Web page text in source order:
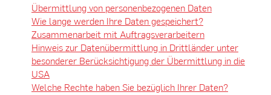
Übermittlung von personenbezogenen Daten
Wie lange werden Ihre Daten gespeichert?
Zusammenarbeit mit Auftragsverarbeitern
Hinweis zur Datenübermittlung in Drittländer unter
besonderer Berücksichtigung der Übermittlung in die
USA
Welche Rechte haben Sie bezüglich Ihrer Daten?